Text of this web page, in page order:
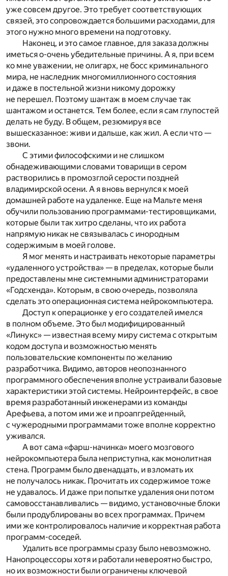
уже совсем другое. Это требует соответствующих
связей, это сопровождается большими расходами, для
этого нужно много времени на подготовку.
Наконец, и это самое главное, для заказа должны
иметься о-очень убедительные причины. А я, при всем
ко мне уважении, не олигарх, не босс криминального
мира, не наследник многомиллионного состояния
и даже в постельной жизни никому дорожку
не перешел. Поэтому шантаж в моем случае так
шантажом и останется. Тем более, если я сам глупостей
делать не буду. В общем, резюмируя все
вышесказанное: живи и дальше, как жил. А если что —
звони.
С этими философскими и не слишком
обнадеживающими словами товарищи в сером
растворились в промозглой серости поздней
владимирской осени. А я вновь вернулся к моей
домашней работе на удаленке. Еще на Мальте меня
обучили пользованию программами-тестировщиками,
которые были так хитро сделаны, что их работа
напрямую никак не связывалась с инородным
содержимым в моей голове.
Я мог менять и настраивать некоторые параметры
«удаленного устройства» — в пределах, которые были
предоставлены мне системными администраторами
«Годсхенда». Которым, в свою очередь, позволяла
сделать это операционная система нейрокомпьютера.
Доступ к операционке у его создателей имелся
в полном объеме. Это был модифицированный
«Линукс» — известная всему миру система с открытым
кодом доступа и возможностью менять
пользовательские компоненты по желанию
разработчика. Видимо, авторов неопознанного
программного обеспечения вполне устраивали базовые
характеристики этой системы. Нейроинтерфейс, в свое
время разработанный инженерами из команды
Арефьева, а потом ими же и проапгрейденный,
с чужеродными программами тоже вполне корректно
уживался.
А вот сама «фарш-начинка» моего мозгового
нейрокомпьютера была неприступна, как монолитная
стена. Программ было двенадцать, и взломать их
не получалось никак. Прочитать их содержимое тоже
не удавалось. И даже при попытке удаления они потом
самовосстанавливались — видимо, установочные блоки
были продублированы во всех программах. Причем
ими же контролировалось наличие и корректная работа
программ-соседей.
Удалить все программы сразу было невозможно.
Нанопроцессоры хотя и работали невероятно быстро,
но их возможности были ограничены ключевой